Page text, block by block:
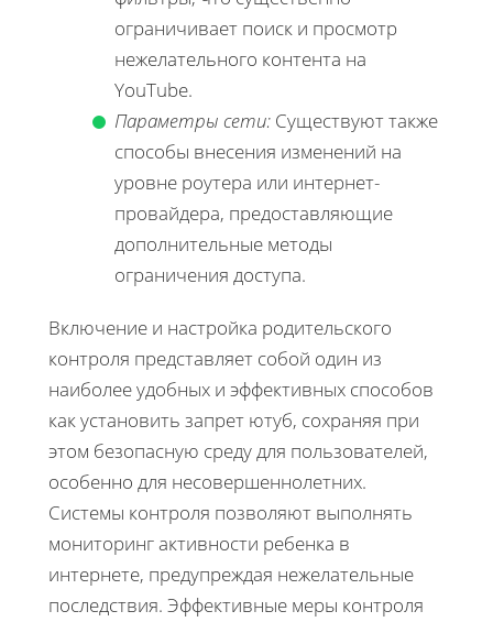
ограничивает поиск и просмотр
нежелательного контента на
YouTube.
Параметры сети: Существуют также
способы внесения изменений на
уровне роутера или интернет-
провайдера, предоставляющие
дополнительные методы
ограничения доступа.
Включение и настройка родительского
контроля представляет собой один из
наиболее удобных и эффективных способов
как установить запрет ютуб, сохраняя при
этом безопасную среду для пользователей,
особенно для несовершеннолетних.
Системы контроля позволяют выполнять
мониторинг активности ребенка в
интернете, предупреждая нежелательные
последствия. Эффективные меры контроля